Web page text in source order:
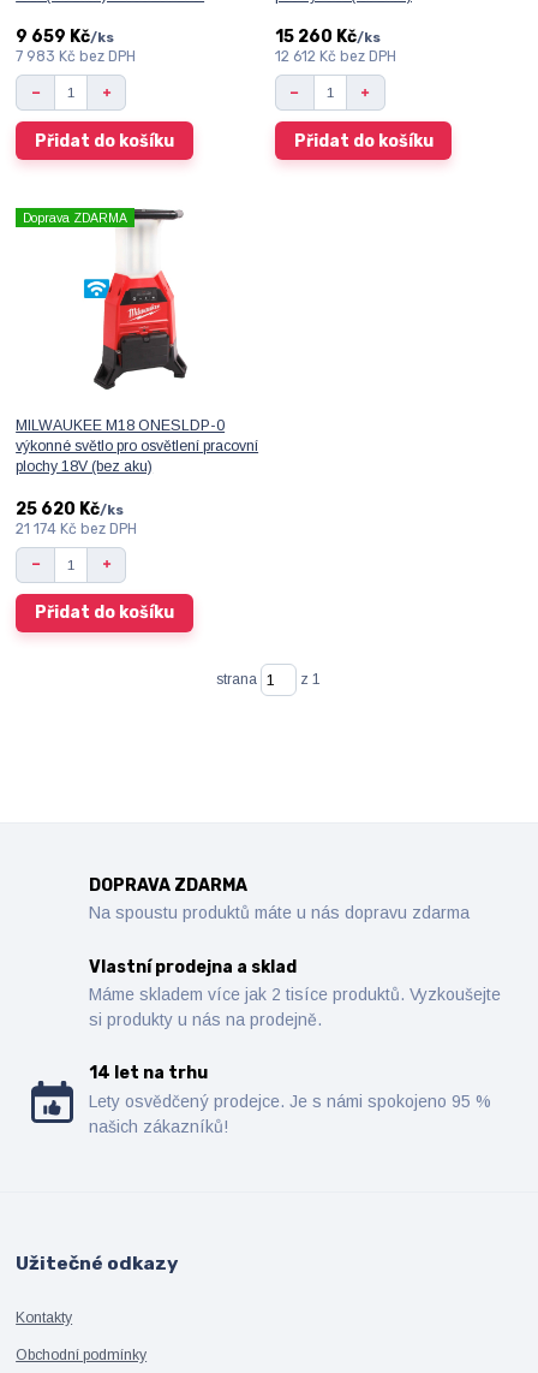
9 659 Kč/ks
7 983 Kč bez DPH
Přidat do košíku
15 260 Kč/ks
12 612 Kč bez DPH
Přidat do košíku
Doprava ZDARMA
MILWAUKEE M18 ONESLDP-0
výkonné světlo pro osvětlení pracovní
plochy 18V (bez aku)
25 620 Kč/ks
21 174 Kčbez DPH
Přidat do košíku
strana z 1
DOPRAVA ZDARMA
Na spoustu produktů máte u nás dopravu zdarma
Vlastní prodejna a sklad
Máme skladem více jak 2 tisíce produktů. Vyzkoušejte
si produkty u nás na prodejně.
14 let na trhu
Lety osvědčený prodejce. Je s námi spokojeno 95 %
našich zákazníků!
Užitečné odkazy
Kontakty
Obchodní podmínky